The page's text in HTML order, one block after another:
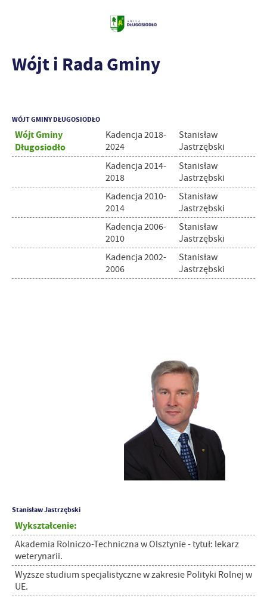
Wójt i Rada Gminy
WÓJT GMINY DŁUGOSIODŁO
Wójt Gminy
Długosiodło
Kadencja 2018-
2024
Stanisław
Jastrzębski
Kadencja 2014-
2018
Stanisław
Jastrzębski
Kadencja 2010-
2014
Stanisław
Jastrzębski
Kadencja 2006-
2010
Stanisław
Jastrzębski
Kadencja 2002-
2006
Stanisław
Jastrzębski
Stanisław Jastrzębski
Wykształcenie:
Akademia Rolniczo-Techniczna w Olsztynie - tytuł: lekarz
weterynarii.
Wyższe studium specjalistyczne w zakresie Polityki Rolnej w
UE.